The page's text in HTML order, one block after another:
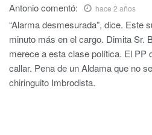
Antoniocomentó: hace 2 años
“Alarma desmesurada”, dice. Este
minuto más en el cargo. Dimita Sr.
merece a esta clase política. El PP
callar. Pena de un Aldama que no
chiringuito Imbrodista.